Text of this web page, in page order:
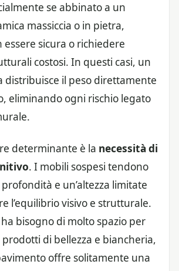
se abbinato a un
massiccia o in pietra,
sicura o richiedere
costosi. In questi casi, un
distribuisce il peso direttamente
eliminando ogni rischio legato
determinante è la necessità di
. I mobili sospesi tendono
e un’altezza limitate
l’equilibrio visivo e strutturale.
bisogno di molto spazio per
di bellezza e biancheria,
offre solitamente una